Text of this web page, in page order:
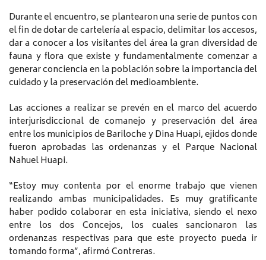
Durante el encuentro, se plantearon una serie de puntos con
el fin de dotar de cartelería al espacio, delimitar los accesos,
dar a conocer a los visitantes del área la gran diversidad de
fauna y flora que existe y fundamentalmente comenzar a
generar conciencia en la población sobre la importancia del
cuidado y la preservación del medioambiente.
Las acciones a realizar se prevén en el marco del acuerdo
interjurisdiccional de comanejo y preservación del área
entre los municipios de Bariloche y Dina Huapi, ejidos donde
fueron aprobadas las ordenanzas y el Parque Nacional
Nahuel Huapi.
“Estoy muy contenta por el enorme trabajo que vienen
realizando ambas municipalidades. Es muy gratificante
haber podido colaborar en esta iniciativa, siendo el nexo
entre los dos Concejos, los cuales sancionaron las
ordenanzas respectivas para que este proyecto pueda ir
tomando forma”, afirmó Contreras.